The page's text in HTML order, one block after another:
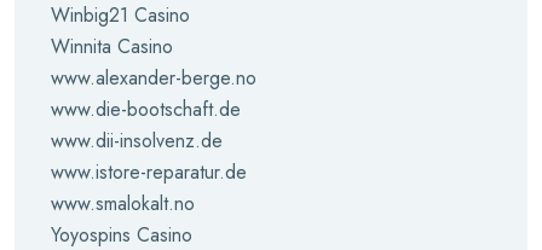
Winbig21 Casino
Winnita Casino
www.alexander-berge.no
www.die-bootschaft.de
www.dii-insolvenz.de
www.istore-reparatur.de
www.smalokalt.no
Yoyospins Casino